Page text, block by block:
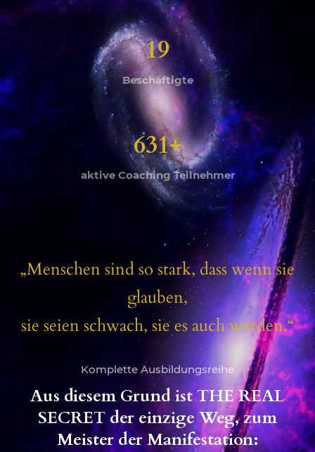
19
Beschäftigte
631+
aktive Coaching Teilnehmer
„Menschen sind so stark, dass wenn sie
glauben,
sie seien schwach, sie es auch werden.“
Komplette Ausbildungsreihe
Aus diesem Grund ist THE REAL
SECRET der einzige Weg, zum
Meister der Manifestation: